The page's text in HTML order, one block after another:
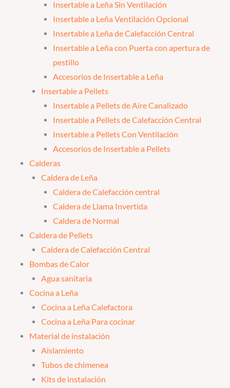
Insertable a Leña Sin Ventilación
Insertable a Leña Ventilación Opcional
Insertable a Leña de Calefacción Central
Insertable a Leña con Puerta con apertura de
pestillo
Accesorios de Insertable a Leña
Insertable a Pellets
Insertable a Pellets de Aire Canalizado
Insertable a Pellets de Calefacción Central
Insertable a Pellets Con Ventilación
Accesorios de Insertable a Pellets
Calderas
Caldera de Leña
Caldera de Calefacción central
Caldera de Llama Invertida
Caldera de Normal
Caldera de Pellets
Caldera de Calefacción Central
Bombas de Calor
Agua sanitaria
Cocina a Leña
Cocina a Leña Calefactora
Cocina a Leña Para cocinar
Material de instalación
Aislamiento
Tubos de chimenea
Kits de instalación